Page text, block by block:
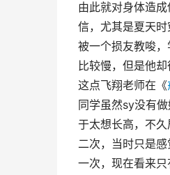
由此就对身体造
信，尤其是夏天
被一个损友教唆
比较慢，但是他
这点飞翔老师在《
同学虽然sy没有
于太想长高，不
二次，当时只是
一次，现在看来